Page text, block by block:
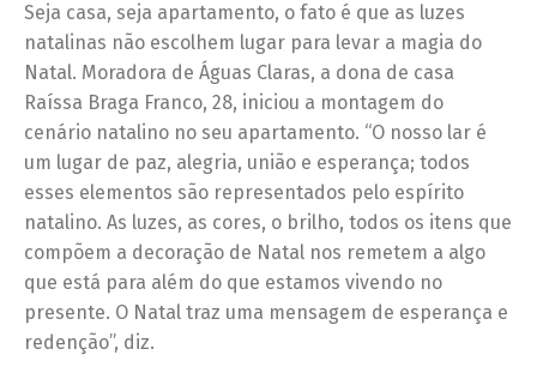
Seja casa, seja apartamento, o fato é que as luzes
natalinas não escolhem lugar para levar a magia do
Natal. Moradora de Águas Claras, a dona de casa
Raíssa Braga Franco, 28, iniciou a montagem do
cenário natalino no seu apartamento. “O nosso lar é
um lugar de paz, alegria, união e esperança; todos
esses elementos são representados pelo espírito
natalino. As luzes, as cores, o brilho, todos os itens que
compõem a decoração de Natal nos remetem a algo
que está para além do que estamos vivendo no
presente. O Natal traz uma mensagem de esperança e
redenção”, diz.